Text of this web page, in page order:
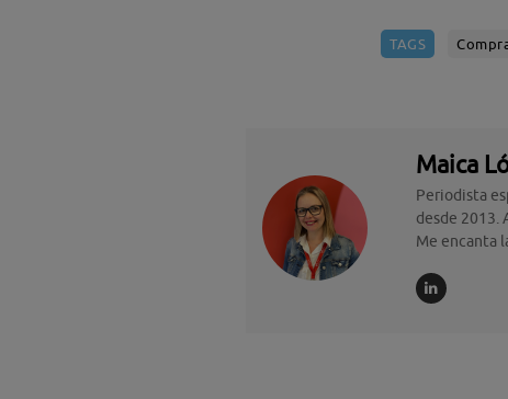
TAGS
Maica
Periodista
desde 2013.
Me encanta